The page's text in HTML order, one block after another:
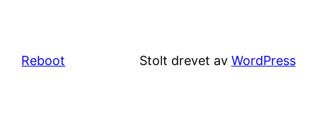
Reboot Stolt drevet av WordPress